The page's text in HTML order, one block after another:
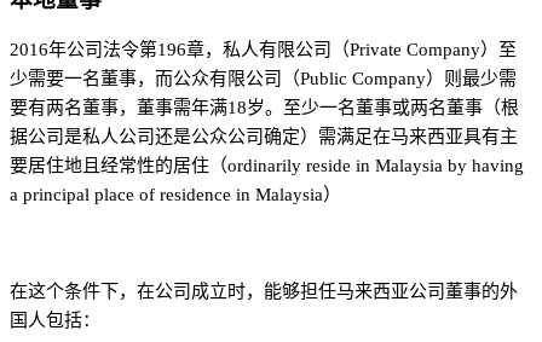
2016年公司法令第196章，私人有限公司（Private Company）至
少需要一名董事，而公众有限公司（Public Company）则最少需
要有两名董事，董事需年满18岁。至少一名董事或两名董事（根
据公司是私人公司还是公众公司确定）需满足在马来西亚具有主
要居住地且经常性的居住（ordinarily reside in Malaysia by having
a principal place of residence in Malaysia）
在这个条件下，在公司成立时，能够担任马来西亚公司董事的外
国人包括：